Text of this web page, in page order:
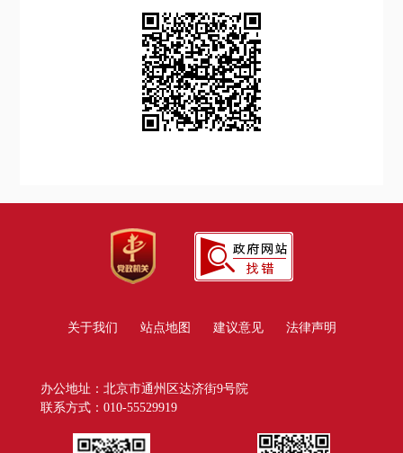
关于我们 站点地图 建议意见 法律声明
办公地址：北京市通州区达济街9号院
联系方式：010-55529919